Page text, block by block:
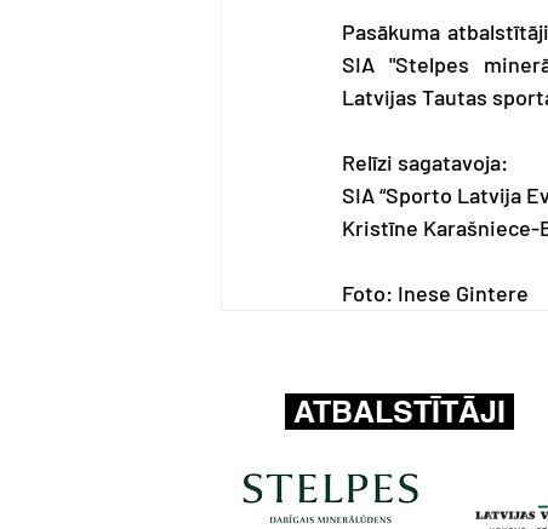
Pasākuma
SIA "Stelpes
Latvijas Tautas
Relīzi sagatavoja:
SIA “Sporto Latvija
Kristīne Karašniece-
Foto: Inese Gintere
ATBALSTĪTĀJI